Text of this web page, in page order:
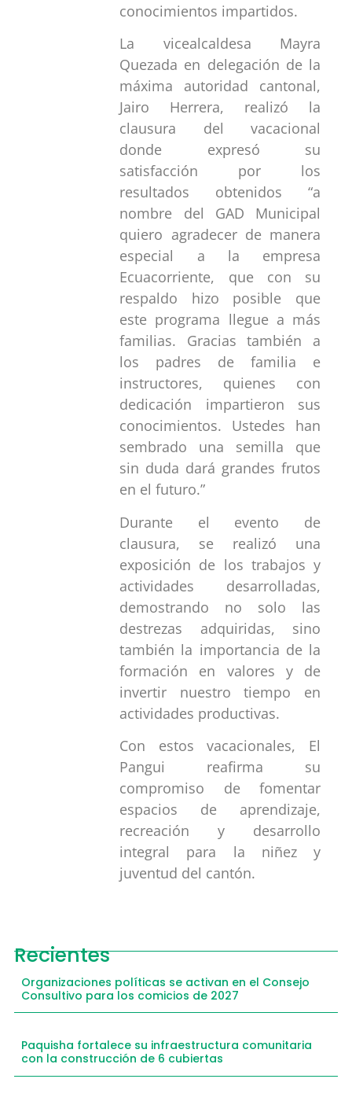
conocimientos impartidos.
La vicealcaldesa Mayra
Quezada en delegación de la
máxima autoridad cantonal,
Jairo Herrera, realizó la
clausura del vacacional
donde expresó su
satisfacción por los
resultados obtenidos “a
nombre del GAD Municipal
quiero agradecer de manera
especial a la empresa
Ecuacorriente, que con su
respaldo hizo posible que
este programa llegue a más
familias. Gracias también a
los padres de familia e
instructores, quienes con
dedicación impartieron sus
conocimientos. Ustedes han
sembrado una semilla que
sin duda dará grandes frutos
en el futuro.”
Durante el evento de
clausura, se realizó una
exposición de los trabajos y
actividades desarrolladas,
demostrando no solo las
destrezas adquiridas, sino
también la importancia de la
formación en valores y de
invertir nuestro tiempo en
actividades productivas.
Con estos vacacionales, El
Pangui reafirma su
compromiso de fomentar
espacios de aprendizaje,
recreación y desarrollo
integral para la niñez y
juventud del cantón.
Recientes
Organizaciones políticas se activan en el Consejo
Consultivo para los comicios de 2027
Paquisha fortalece su infraestructura comunitaria
con la construcción de 6 cubiertas